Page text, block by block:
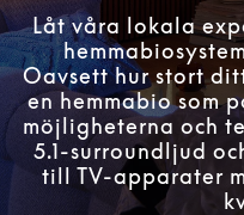
Låt våra lokala
Oavsett hur stort
en hemmabio som
möjligheterna och
5.1-surroundljud
till TV-apparater